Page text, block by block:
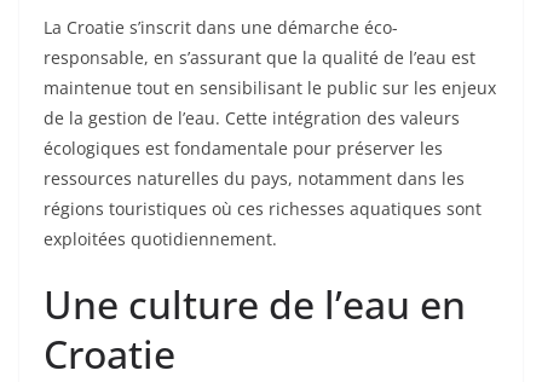
La Croatie s’inscrit dans une démarche éco-
responsable, en s’assurant que la qualité de l’eau est
maintenue tout en sensibilisant le public sur les enjeux
de la gestion de l’eau. Cette intégration des valeurs
écologiques est fondamentale pour préserver les
ressources naturelles du pays, notamment dans les
régions touristiques où ces richesses aquatiques sont
exploitées quotidiennement.
Une culture de l’eau en
Croatie